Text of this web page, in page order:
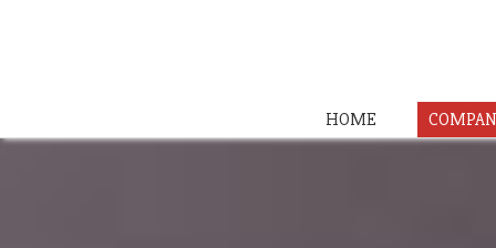
HOME